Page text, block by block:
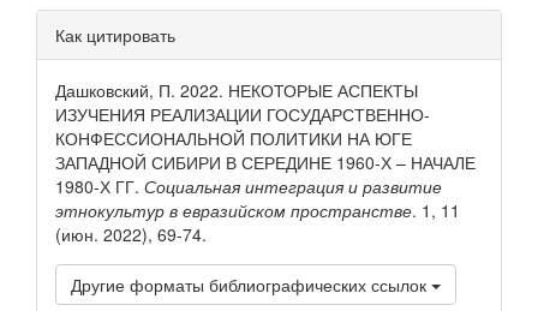
Детали
статьи
Как цитировать
Дашковский, П. 2022. НЕКОТОРЫЕ АСПЕКТЫ
ИЗУЧЕНИЯ РЕАЛИЗАЦИИ ГОСУДАРСТВЕННО-
КОНФЕССИОНАЛЬНОЙ ПОЛИТИКИ НА ЮГЕ
ЗАПАДНОЙ СИБИРИ В СЕРЕДИНЕ 1960-Х – НАЧАЛЕ
1980-Х ГГ. Социальная интеграция и развитие
этнокультур в евразийском пространстве. 1, 11
(июн. 2022), 69-74.
Другие форматы библиографических ссылок